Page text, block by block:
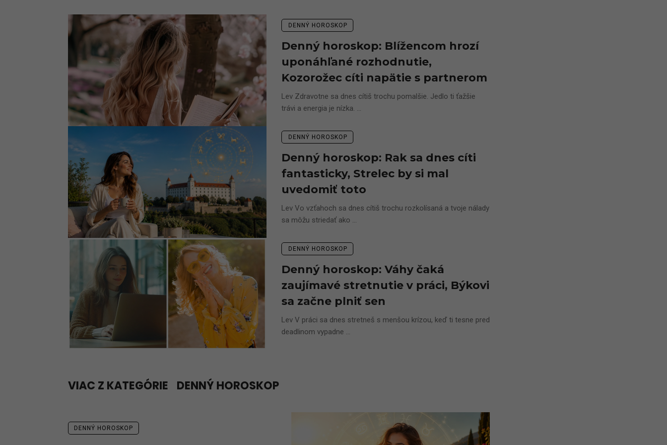
DENNÝ HOROSKOP
Denný horoskop: Blížencom hrozí
uponáhľané rozhodnutie,
Kozorožec cíti napätie s partnerom
Lev Zdravotne sa dnes cítiš trochu pomalšie. Jedlo ti ťažšie
trávi a energia je nízka. ...
DENNÝ HOROSKOP
Denný horoskop: Rak sa dnes cíti
fantasticky, Strelec by si mal
uvedomiť toto
Lev Vo vzťahoch sa dnes cítiš trochu rozkolísaná a tvoje nálady
sa môžu striedať ako ...
DENNÝ HOROSKOP
Denný horoskop: Váhy čaká
zaujímavé stretnutie v práci, Býkovi
sa začne plniť sen
Lev V práci sa dnes stretneš s menšou krízou, keď ti tesne pred
deadlinom vypadne ...
VIAC Z KATEGÓRIE DENNÝ HOROSKOP
DENNÝ HOROSKOP